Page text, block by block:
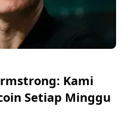
Kami
Setiap Minggu